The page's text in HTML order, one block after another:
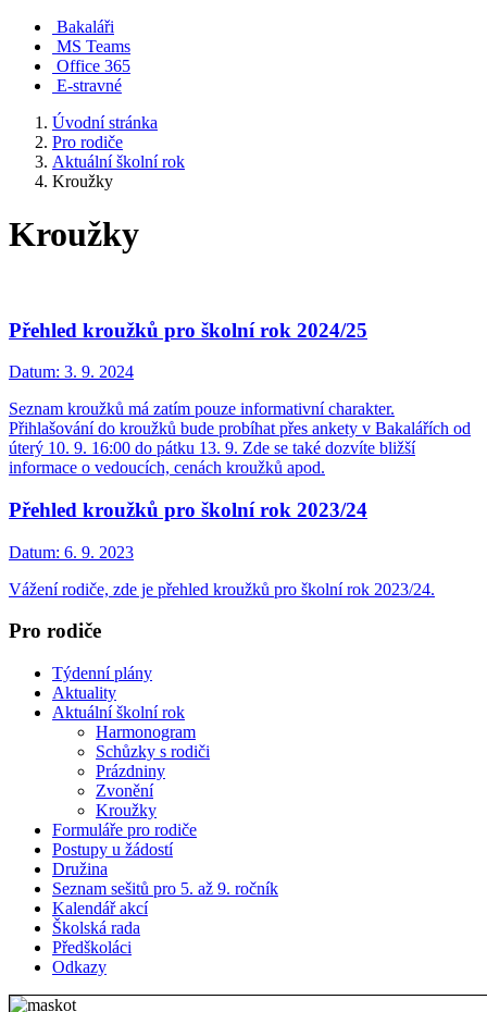
Bakaláři
MS Teams
Office 365
E-stravné
Úvodní stránka
Pro rodiče
Aktuální školní rok
Kroužky
Kroužky
Přehled kroužků pro školní rok 2024/25
Datum: 3. 9. 2024
Seznam kroužků má zatím pouze informativní charakter.
Přihlašování do kroužků bude probíhat přes ankety v Bakalářích od
úterý 10. 9. 16:00 do pátku 13. 9. Zde se také dozvíte bližší
informace o vedoucích, cenách kroužků apod.
Přehled kroužků pro školní rok 2023/24
Datum: 6. 9. 2023
Vážení rodiče, zde je přehled kroužků pro školní rok 2023/24.
Pro rodiče
Týdenní plány
Aktuality
Aktuální školní rok
Harmonogram
Schůzky s rodiči
Prázdniny
Zvonění
Kroužky
Formuláře pro rodiče
Postupy u žádostí
Družina
Seznam sešitů pro 5. až 9. ročník
Kalendář akcí
Školská rada
Předškoláci
Odkazy